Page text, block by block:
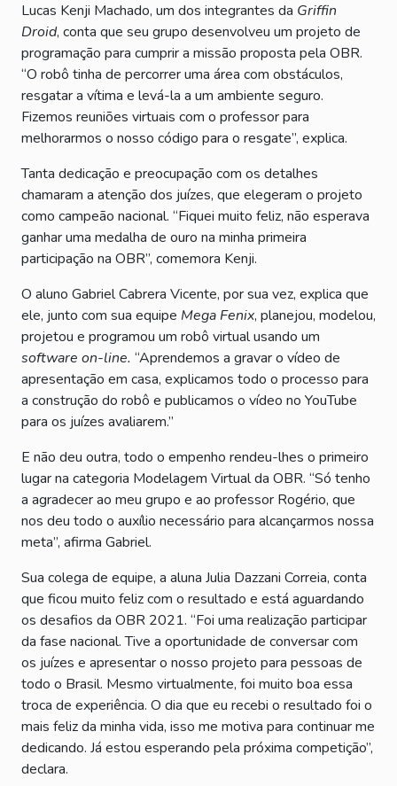
Lucas Kenji Machado, um dos integrantes da Griffin
Droid, conta que seu grupo desenvolveu um projeto de
programação para cumprir a missão proposta pela OBR.
“O robô tinha de percorrer uma área com obstáculos,
resgatar a vítima e levá-la a um ambiente seguro.
Fizemos reuniões virtuais com o professor para
melhorarmos o nosso código para o resgate”, explica.
Tanta dedicação e preocupação com os detalhes
chamaram a atenção dos juízes, que elegeram o projeto
como campeão nacional. “Fiquei muito feliz, não esperava
ganhar uma medalha de ouro na minha primeira
participação na OBR”, comemora Kenji.
O aluno Gabriel Cabrera Vicente, por sua vez, explica que
ele, junto com sua equipe Mega Fenix, planejou, modelou,
projetou e programou um robô virtual usando um
software on-line. “Aprendemos a gravar o vídeo de
apresentação em casa, explicamos todo o processo para
a construção do robô e publicamos o vídeo no YouTube
para os juízes avaliarem.”
E não deu outra, todo o empenho rendeu-lhes o primeiro
lugar na categoria Modelagem Virtual da OBR. “Só tenho
a agradecer ao meu grupo e ao professor Rogério, que
nos deu todo o auxílio necessário para alcançarmos nossa
meta”, afirma Gabriel.
Sua colega de equipe, a aluna Julia Dazzani Correia, conta
que ficou muito feliz com o resultado e está aguardando
os desafios da OBR 2021. “Foi uma realização participar
da fase nacional. Tive a oportunidade de conversar com
os juízes e apresentar o nosso projeto para pessoas de
todo o Brasil. Mesmo virtualmente, foi muito boa essa
troca de experiência. O dia que eu recebi o resultado foi o
mais feliz da minha vida, isso me motiva para continuar me
dedicando. Já estou esperando pela próxima competição”,
declara.